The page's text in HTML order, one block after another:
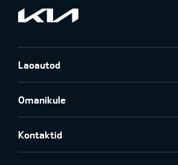
Laoautod
Omanikule
Kontaktid